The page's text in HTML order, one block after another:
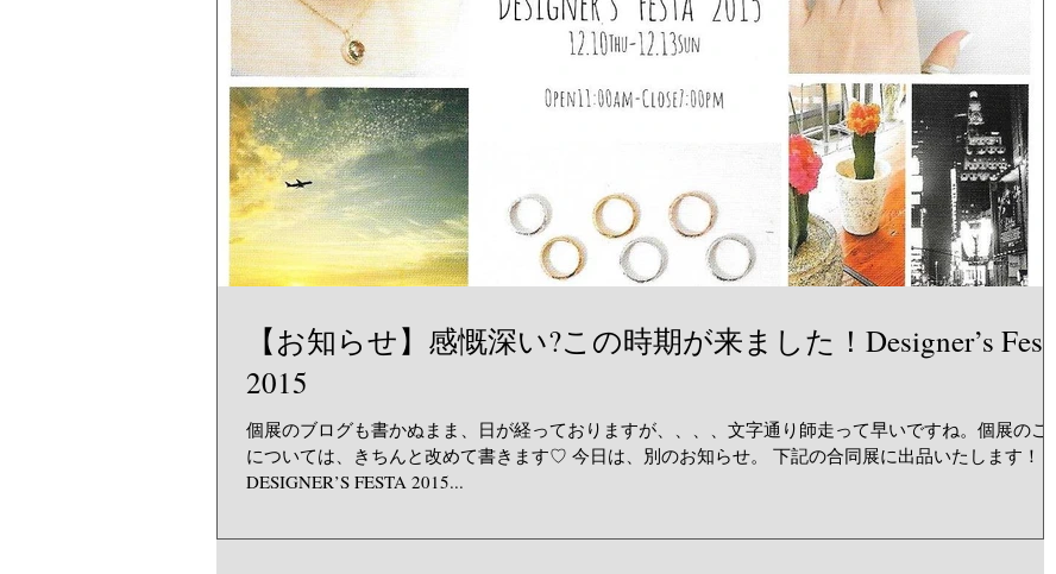
【お知らせ】感慨深い?この時期が来ました！Designer’s Festa
2015
個展のブログも書かぬまま、日が経っておりますが、、、、文字通り師走って早いですね。個展のこと
については、きちんと改めて書きます♡ 今日は、別のお知らせ。 下記の合同展に出品いたします！！
DESIGNER’S FESTA 2015...